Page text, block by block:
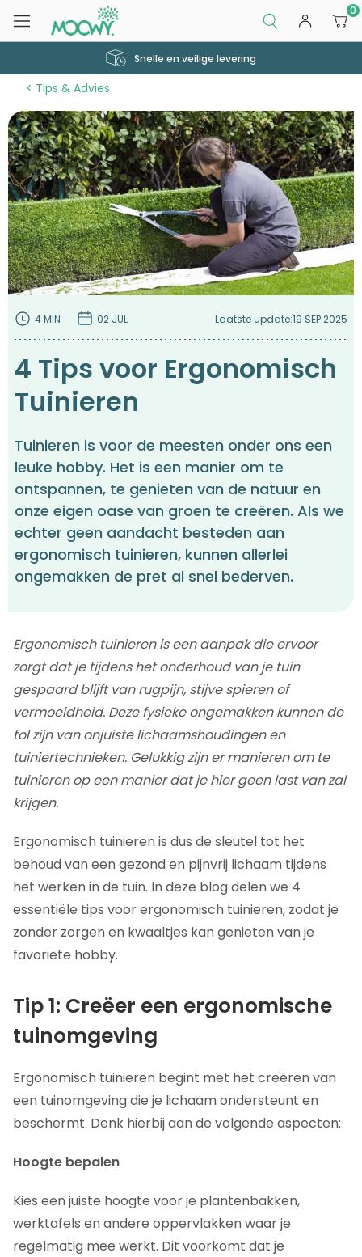
0
Snelle en veilige levering
Tips & Advies
4 MIN 02 JUL Laatste update:19 SEP 2025
4 Tips voor Ergonomisch
Tuinieren
Tuinieren is voor de meesten onder ons een
leuke hobby. Het is een manier om te
ontspannen, te genieten van de natuur en
onze eigen oase van groen te creëren. Als we
echter geen aandacht besteden aan
ergonomisch tuinieren, kunnen allerlei
ongemakken de pret al snel bederven.
Ergonomisch tuinieren is een aanpak die ervoor
zorgt dat je tijdens het onderhoud van je tuin
gespaard blijft van rugpijn, stijve spieren of
vermoeidheid. Deze fysieke ongemakken kunnen de
tol zijn van onjuiste lichaamshoudingen en
tuiniertechnieken. Gelukkig zijn er manieren om te
tuinieren op een manier dat je hier geen last van zal
krijgen.
Ergonomisch tuinieren is dus de sleutel tot het
behoud van een gezond en pijnvrij lichaam tijdens
het werken in de tuin. In deze blog delen we 4
essentiële tips voor ergonomisch tuinieren, zodat je
zonder zorgen en kwaaltjes kan genieten van je
favoriete hobby.
Tip 1: Creëer een ergonomische
tuinomgeving
Ergonomisch tuinieren begint met het creëren van
een tuinomgeving die je lichaam ondersteunt en
beschermt. Denk hierbij aan de volgende aspecten:
Hoogte bepalen
Kies een juiste hoogte voor je plantenbakken,
werktafels en andere oppervlakken waar je
regelmatig mee werkt. Dit voorkomt dat je